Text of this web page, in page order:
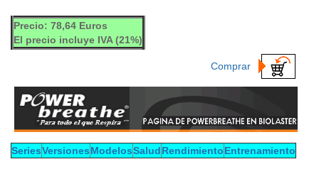
Precio: 78,64 Euros
El precio incluye IVA (21%)
Comprar
SeriesVersionesModelosSaludRendimientoEntrenamiento